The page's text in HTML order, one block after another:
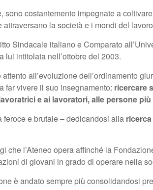
sono costantemente impegnate a
la società e i mondi del
Sindacale italiano e Comparato
lui intitolata nell’ottobre del 2003.
all’evoluzione dell’ordinamento
far vivere il suo insegnamento: ricercare
e ai lavoratori, alle persone
e brutale – dedicandosi alla ricerca
che l’Ateneo opera affinché la
di giovani in grado di operare nella
è andato sempre più consolidandosi